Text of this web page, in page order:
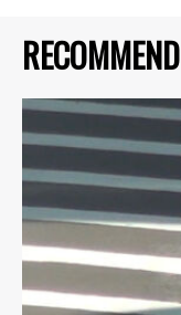
RECOMMEND